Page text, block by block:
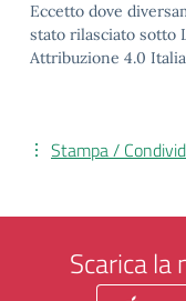
Eccetto dove
stato rilasciato sotto
Attribuzione 4.0
Stampa /
Scarica